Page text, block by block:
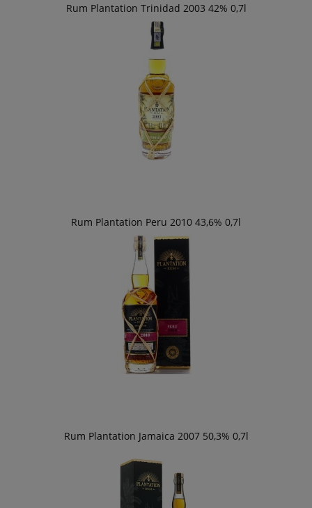
Rum Plantation Trinidad 2003 42% 0,7l
Rum Plantation Peru 2010 43,6% 0,7l
Rum Plantation Jamaica 2007 50,3% 0,7l